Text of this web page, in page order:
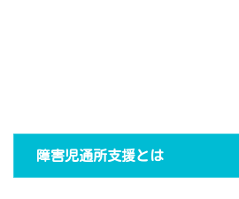
障害児通所支援とは